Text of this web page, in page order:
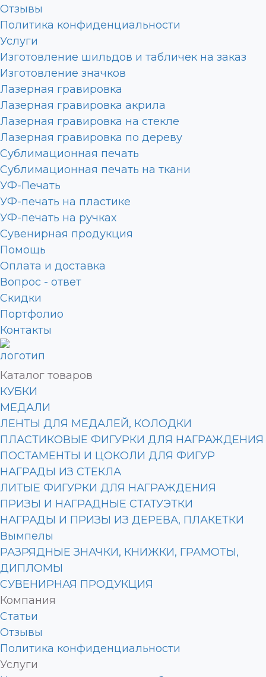
Отзывы
Политика конфиденциальности
Услуги
Изготовление шильдов и табличек на заказ
Изготовление значков
Лазерная гравировка
Лазерная гравировка акрила
Лазерная гравировка на стекле
Лазерная гравировка по дереву
Сублимационная печать
Сублимационная печать на ткани
УФ-Печать
УФ-печать на пластике
УФ-печать на ручках
Сувенирная продукция
Помощь
Оплата и доставка
Вопрос - ответ
Скидки
Портфолио
Контакты
Каталог товаров
КУБКИ
МЕДАЛИ
ЛЕНТЫ ДЛЯ МЕДАЛЕЙ, КОЛОДКИ
ПЛАСТИКОВЫЕ ФИГУРКИ ДЛЯ НАГРАЖДЕНИЯ
ПОСТАМЕНТЫ И ЦОКОЛИ ДЛЯ ФИГУР
НАГРАДЫ ИЗ СТЕКЛА
ЛИТЫЕ ФИГУРКИ ДЛЯ НАГРАЖДЕНИЯ
ПРИЗЫ И НАГРАДНЫЕ СТАТУЭТКИ
НАГРАДЫ И ПРИЗЫ ИЗ ДЕРЕВА, ПЛАКЕТКИ
Вымпелы
РАЗРЯДНЫЕ ЗНАЧКИ, КНИЖКИ, ГРАМОТЫ,
ДИПЛОМЫ
СУВЕНИРНАЯ ПРОДУКЦИЯ
Компания
Статьи
Отзывы
Политика конфиденциальности
Услуги